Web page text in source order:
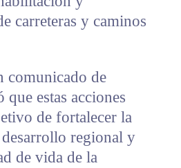
carreteras y caminos
comunicado de
que estas acciones
de fortalecer la
regional y
de vida de la